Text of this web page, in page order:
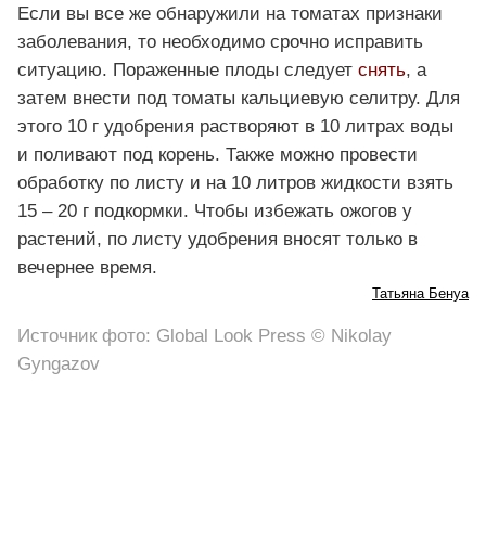
Если вы все же обнаружили на томатах признаки
заболевания, то необходимо срочно исправить
ситуацию. Пораженные плоды следует снять, а
затем внести под томаты кальциевую селитру. Для
этого 10 г удобрения растворяют в 10 литрах воды
и поливают под корень. Также можно провести
обработку по листу и на 10 литров жидкости взять
15 – 20 г подкормки. Чтобы избежать ожогов у
растений, по листу удобрения вносят только в
вечернее время.
Татьяна Бенуа
Источник фото: Global Look Press © Nikolay
Gyngazov